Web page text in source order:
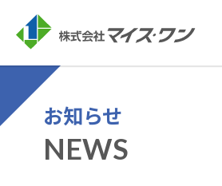
お知らせ
NEWS